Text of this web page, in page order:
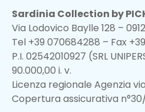
Sardinia Collection by
Via Lodovico Baylle 128 –
Tel +39 070684288 – Fax
P.I. 02542010927 (SRL
90.000,00 i. v.
Licenza regionale Agenzia
Copertura assicurativa n°30/